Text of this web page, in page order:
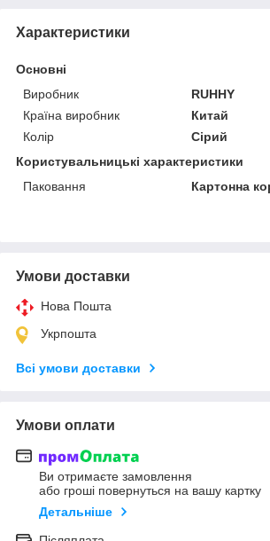
Характеристики
Основні
Виробник
RUHHY
Країна виробник
Китай
Колір
Сірий
Користувальницькі характеристики
Паковання
Картонна
Умови доставки
Нова Пошта
Укрпошта
Всі умови доставки
Умови оплати
Ви отримаєте замовлення
або гроші повернуться на вашу картку
Детальніше